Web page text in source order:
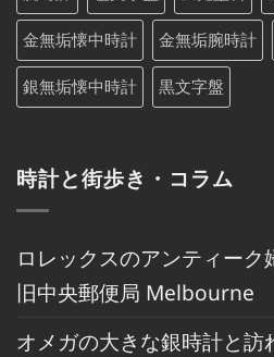
金無垢懐中時計 金無垢腕時計
銀無垢懐中時計 黒文字盤
時計と街歩き・コラム
ロレックスのアンティー
旧中央郵便局 Melbourne
オメガの大きな銀時計と訪